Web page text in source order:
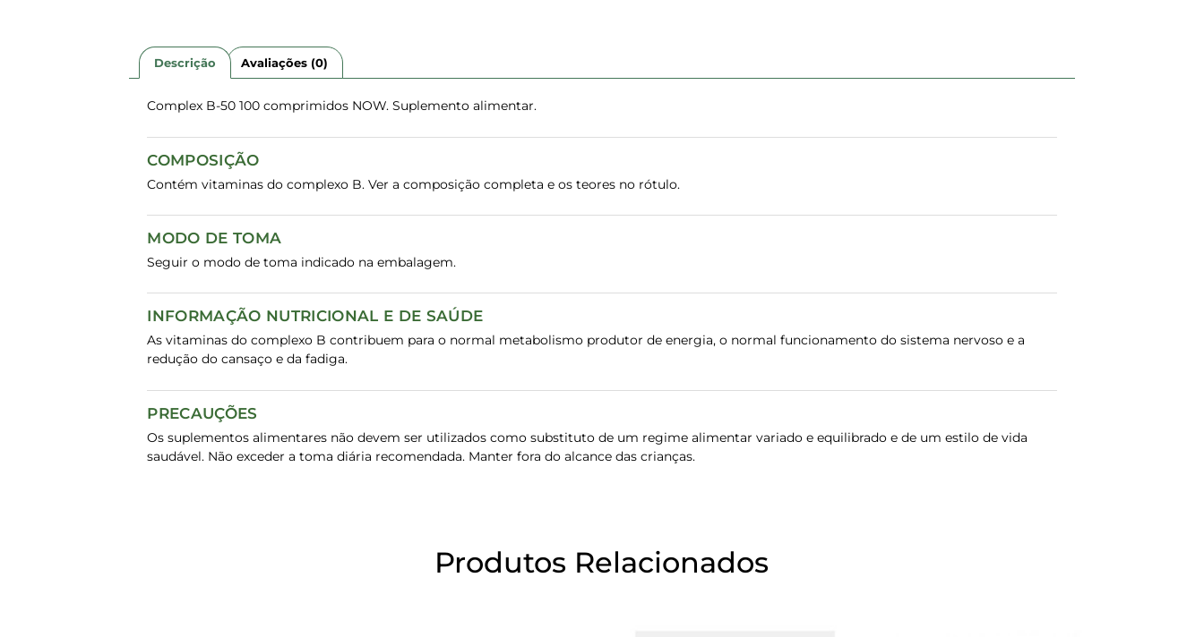
Descrição Avaliações (0)
Complex B-50 100 comprimidos NOW. Suplemento alimentar.
COMPOSIÇÃO
Contém vitaminas do complexo B. Ver a composição completa e os teores no rótulo.
MODO DE TOMA
Seguir o modo de toma indicado na embalagem.
INFORMAÇÃO NUTRICIONAL E DE SAÚDE
As vitaminas do complexo B contribuem para o normal metabolismo produtor de energia, o normal funcionamento do sistema nervoso e a
redução do cansaço e da fadiga.
PRECAUÇÕES
Os suplementos alimentares não devem ser utilizados como substituto de um regime alimentar variado e equilibrado e de um estilo de vida
saudável. Não exceder a toma diária recomendada. Manter fora do alcance das crianças.
Produtos Relacionados